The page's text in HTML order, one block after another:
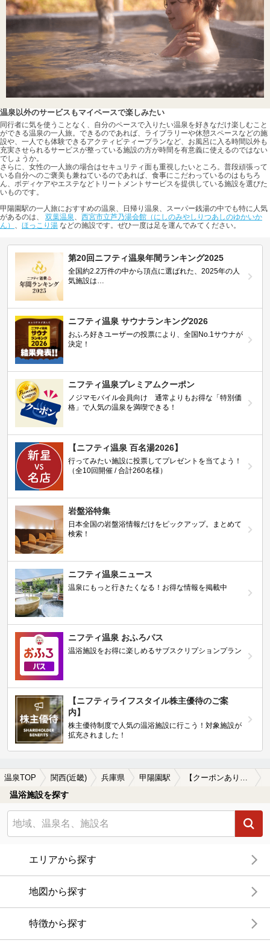
温泉以外のサービスもマイペースで楽しみたい
同行者に気を使うことなく、自分のペースで入りたい温泉を好きなだけ楽しむこと
ができる温泉の一人旅。できるのであれば、ライブラリーや休憩スペースなどの施
設や、一人でも体験できるアクティビティープランなど、お風呂に入る時間以外も
充実させられるサービスが整っている施設の方が時間を有意義に使えるのではない
でしょうか。
さらに、女性の一人旅の場合はセキュリティ面も重視したいところ。普段頑張って
いる自分へのご褒美も兼ねているのであれば、食事にこだわっているのはもちろ
ん、ボディケアやエステなどトリートメントサービスを提供している施設を選びた
いものです。
甲陽園駅の一人旅におすすめの温泉、日帰り温泉、スーパー銭湯の中でも特に人気
があるのは、 双葉温泉
西宮市立芦乃湯会館（にしのみやしりつあしのゆかいか
ん）
ほっこり湯 などの施設です。ぜひ一度は足を運んでみてください。
第20回ニフティ温泉年間ランキング2025
全国約2.2万件の中から頂点に選ばれた、2025年の人
気施設は…
ニフティ温泉 サウナランキング2026
おふろ好きユーザーの投票により、全国No.1サウナが
決定！
ニフティ温泉プレミアムクーポン
ノジマモバイル会員向け 通常よりもお得な「特別価
格」で人気の温泉を満喫できる！
【ニフティ温泉 百名湯2026】
行ってみたい施設に投票してプレゼントを当てよう！
（全10回開催 / 合計260名様）
岩盤浴特集
日本全国の岩盤浴情報だけをピックアップ。まとめて
検索！
ニフティ温泉ニュース
温泉にもっと行きたくなる！お得な情報を掲載中
ニフティ温泉 おふろパス
温浴施設をお得に楽しめるサブスクリプションプラン
【ニフティライフスタイル株主優待のご案
内】
株主優待制度で人気の温浴施設に行こう！対象施設が
拡充されました！
温泉TOP 関西(近畿) 兵庫県 甲陽園駅
温浴施設を探す
エリアから探す
地図から探す
特徴から探す